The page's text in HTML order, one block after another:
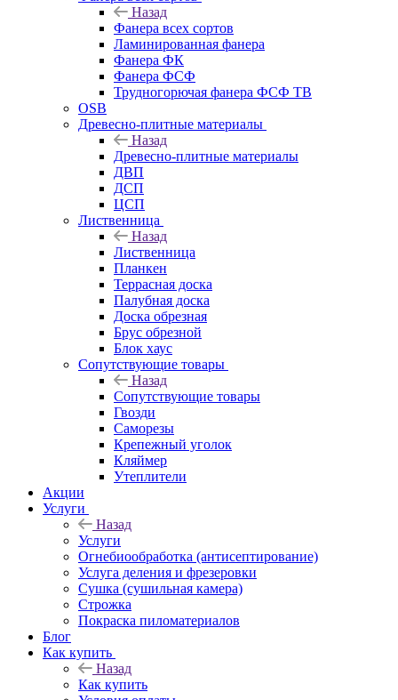
Назад
Фанера всех сортов
Ламинированная фанера
Фанера ФК
Фанера ФСФ
Трудногорючая фанера ФСФ ТВ
OSB
Древесно-плитные материалы
Назад
Древесно-плитные материалы
ДВП
ДСП
ЦСП
Лиственница
Назад
Лиственница
Планкен
Террасная доска
Палубная доска
Доска обрезная
Брус обрезной
Блок хаус
Сопутствующие товары
Назад
Сопутствующие товары
Гвозди
Саморезы
Крепежный уголок
Кляймер
Утеплители
Акции
Услуги
Назад
Услуги
Огнебиообработка (антисептирование)
Услуга деления и фрезеровки
Сушка (сушильная камера)
Строжка
Покраска пиломатериалов
Блог
Как купить
Назад
Как купить